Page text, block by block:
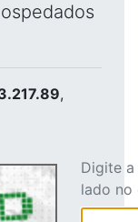
,
Digite
lado no